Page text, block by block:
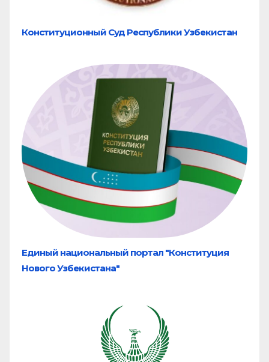
Конституционный Суд Республики Узбекистан
Единый национальный портал "Конституция
Нового Узбекистана"